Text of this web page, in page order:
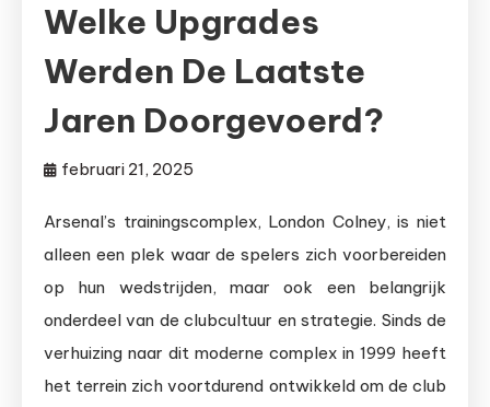
Welke Upgrades
Werden De Laatste
Jaren Doorgevoerd?
februari 21, 2025
Arsenal’s trainingscomplex, London Colney, is niet
alleen een plek waar de spelers zich voorbereiden
op hun wedstrijden, maar ook een belangrijk
onderdeel van de clubcultuur en strategie. Sinds de
verhuizing naar dit moderne complex in 1999 heeft
het terrein zich voortdurend ontwikkeld om de club